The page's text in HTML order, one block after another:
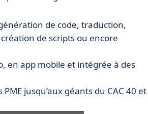
de code, traduction,
de scripts ou encore
en app mobile et intégrée à des
jusqu’aux géants du CAC 40 et